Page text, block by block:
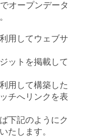
オープンデータ
用してウェブサ
ットを掲載して
用して構築した
チへリンクを表
下記のようにク
たします。